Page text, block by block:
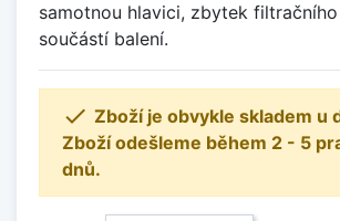
samotnou hlavici, zbytek
součástí balení.
 Zboží je obvykle skladem u
Zboží odešleme během 2 - 5
dnů.